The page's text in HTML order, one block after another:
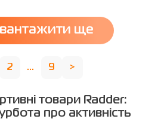
ще
2 ... 9 >
товари Radder:
про активність